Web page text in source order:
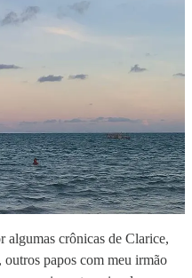
algumas crônicas de Clarice,
outros papos com meu irmão